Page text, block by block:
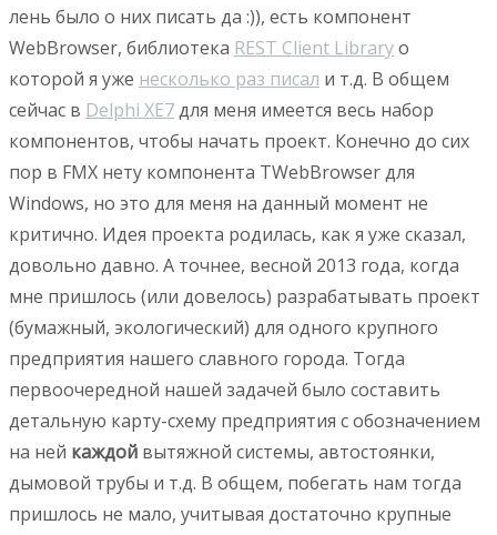
лень было о них писать да :)), есть компонент
WebBrowser, библиотека REST Client Libraryо
которой я уже несколько раз писал и т.д. В общем
сейчас в Delphi XE7для меня имеется весь набор
компонентов, чтобы начать проект. Конечно до сих
пор в FMX нету компонента TWebBrowser для
Windows, но это для меня на данный момент не
критично. Идея проекта родилась, как я уже сказал,
довольно давно. А точнее, весной 2013 года, когда
мне пришлось (или довелось) разрабатывать проект
(бумажный, экологический) для одного крупного
предприятия нашего славного города. Тогда
первоочередной нашей задачей было составить
детальную карту-схему предприятия с обозначением
на ней каждой вытяжной системы, автостоянки,
дымовой трубы и т.д. В общем, побегать нам тогда
пришлось не мало, учитывая достаточно крупные